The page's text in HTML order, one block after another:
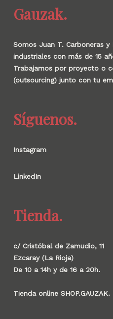
Gauzak.
Somos Juan T. Carboneras y
industriales con más de 15
Trabajamos por proyecto o
(outsourcing) junto con tu
Síguenos.
Instagram
LinkedIn
Tienda.
c/ Cristóbal de Zamudio, 11
Ezcaray (La Rioja)
De 10 a 14h y de 16 a 20h.
Tienda online SHOP.GAUZAK.